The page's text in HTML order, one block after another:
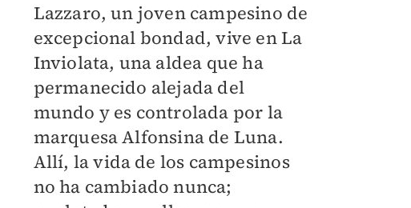
Lazzaro, un joven campesino de
excepcional bondad, vive en La
Inviolata, una aldea que ha
permanecido alejada del
mundo y es controlada por la
marquesa Alfonsina de Luna.
Allí, la vida de los campesinos
no ha cambiado nunca;